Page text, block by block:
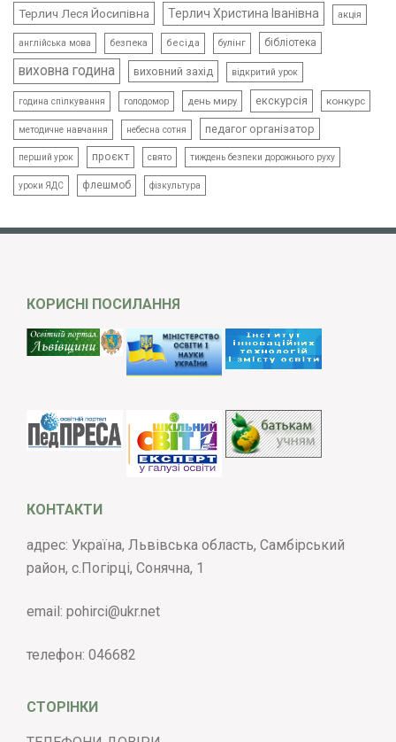
Терлич Леся Йосипівна Терлич Христина Іванівна акція
англійська мова безпека бесіда булінг бібліотека
виховна година виховний захід відкритий урок
година спілкування голодомор день миру екскурсія конкурс
методичне навчання небесна сотня педагог організатор
перший урок проєкт свято тиждень безпеки дорожнього руху
уроки ЯДС флешмоб фізкультура
КОРИСНІ ПОСИЛАННЯ
КОНТАКТИ
адрес: Україна, Львівська область, Самбірський
район, с.Погірці, Сонячна, 1
email: pohirci@ukr.net
телефон: 046682
СТОРІНКИ